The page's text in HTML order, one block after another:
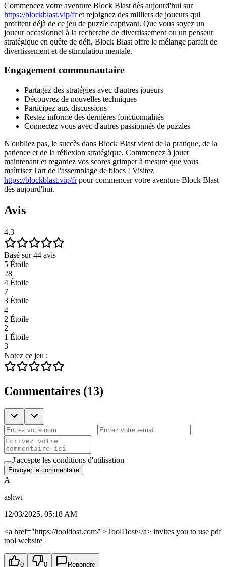
Commencez votre aventure Block Blast dès aujourd'hui sur
https://blockblast.vip/fret rejoignez des milliers de joueurs qui
profitent déjà de ce jeu de puzzle captivant. Que vous soyez un
joueur occasionnel à la recherche de divertissement ou un penseur
stratégique en quête de défi, Block Blast offre le mélange parfait de
divertissement et de stimulation mentale.
Engagement communautaire
Partagez des stratégies avec d'autres joueurs
Découvrez de nouvelles techniques
Participez aux discussions
Restez informé des dernières fonctionnalités
Connectez-vous avec d'autres passionnés de puzzles
N'oubliez pas, le succès dans Block Blast vient de la pratique, de la
patience et de la réflexion stratégique. Commencez à jouer
maintenant et regardez vos scores grimper à mesure que vous
maîtrisez l'art de l'assemblage de blocs ! Visitez
https://blockblast.vip/frpour commencer votre aventure Block Blast
dès aujourd'hui.
Avis
4.3
Basé sur 44 avis
5 Étoile
28
4 Étoile
7
3 Étoile
4
2 Étoile
2
1 Étoile
3
Notez ce jeu :
Commentaires (13)
J'accepte les conditions d'utilisation
Envoyer le commentaire
A
ashwi
12/03/2025, 05:18 AM
<a href="https://tooldost.com/">ToolDost</a> invites you to use pdf
tool website
0 0 Répondre